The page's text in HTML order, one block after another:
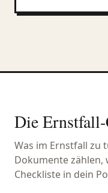
Die
Was im Ernstfall zu
Dokumente zählen,
Checkliste in dein